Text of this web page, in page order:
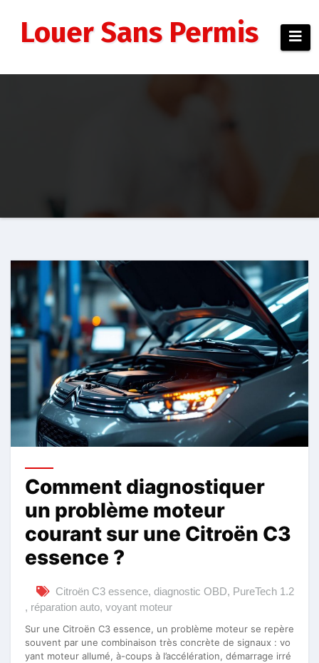
contenuLouer Sans Permis
Comment diagnostiquer
un problème moteur
courant sur une Citroën C3
essence ?
Citroën C3 essence, diagnostic OBD, PureTech 1.2
, réparation auto, voyant moteur
Sur une Citroën C3 essence, un problème moteur se repère
souvent par une combinaison très concrète de signaux : vo
yant moteur allumé, à-coups à l’accélération, démarrage irré